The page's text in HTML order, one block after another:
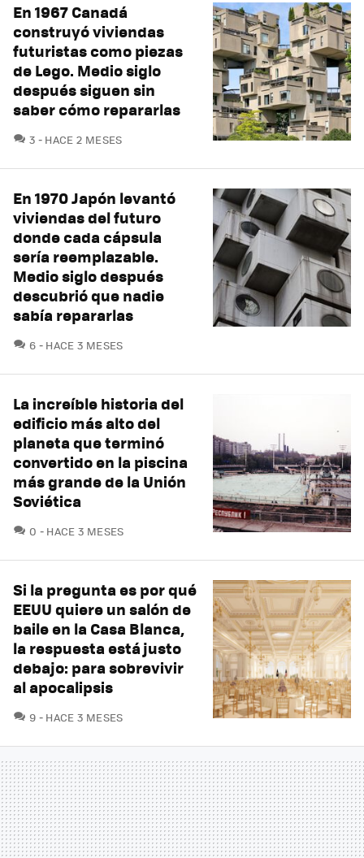
En 1967 Canadá
construyó viviendas
futuristas como piezas
de Lego. Medio siglo
después siguen sin
saber cómo repararlas
3 COMENTARIOS
HACE 2 MESES
En 1970 Japón levantó
viviendas del futuro
donde cada cápsula
sería reemplazable.
Medio siglo después
descubrió que nadie
sabía repararlas
6 COMENTARIOS
HACE 3 MESES
La increíble historia del
edificio más alto del
planeta que terminó
convertido en la piscina
más grande de la Unión
Soviética
0 COMENTARIOS
HACE 3 MESES
Si la pregunta es por qué
EEUU quiere un salón de
baile en la Casa Blanca,
la respuesta está justo
debajo: para sobrevivir
al apocalipsis
9 COMENTARIOS
HACE 3 MESES